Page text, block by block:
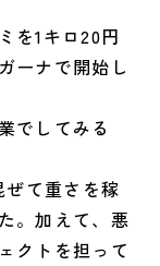
を1キロ20円
ーナで開始し
でしてみる
ぜて重さを稼
。加えて、悪
クトを担って